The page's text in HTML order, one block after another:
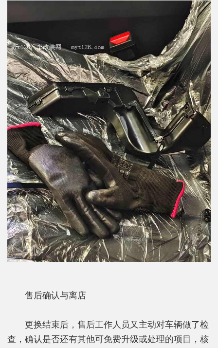
售后确认与离店
更换结束后，售后工作人员又主动对车辆做了检
查，确认是否还有其他可免费升级或处理的项目，核